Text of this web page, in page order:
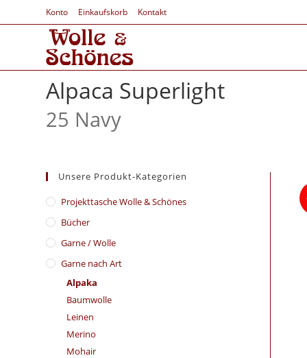
Konto Einkaufskorb Kontakt
Alpaca Superlight
25 Navy
Unsere Produkt-Kategorien
​Projekttasche Wolle & Schönes
Bücher
Garne / Wolle
Garne nach Art
Alpaka
Baumwolle
Leinen
Merino
Mohair